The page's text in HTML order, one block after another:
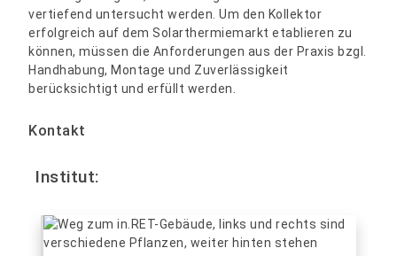
vertiefend untersucht werden. Um den Kollektor
erfolgreich auf dem Solarthermiemarkt etablieren zu
können, müssen die Anforderungen aus der Praxis bzgl.
Handhabung, Montage und Zuverlässigkeit
berücksichtigt und erfüllt werden.
Kontakt
Institut: